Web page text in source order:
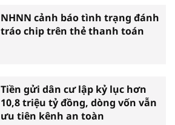
NHNN cảnh báo tình trạng đánh
tráo chip trên thẻ thanh toán
Tiền gửi dân cư lập kỷ lục hơn
10,8 triệu tỷ đồng, dòng vốn vẫn
ưu tiên kênh an toàn